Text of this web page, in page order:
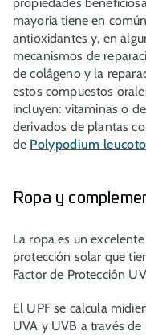
mayoría tiene en
antioxidantes y, en
mecanismos de
de colágeno y la
estos compuestos
incluyen: vitaminas o
derivados de plantas
de Polypodium
Ropa y
La ropa es un
protección solar que
Factor de Protección
El UPF se calcula
UVA y UVB a través